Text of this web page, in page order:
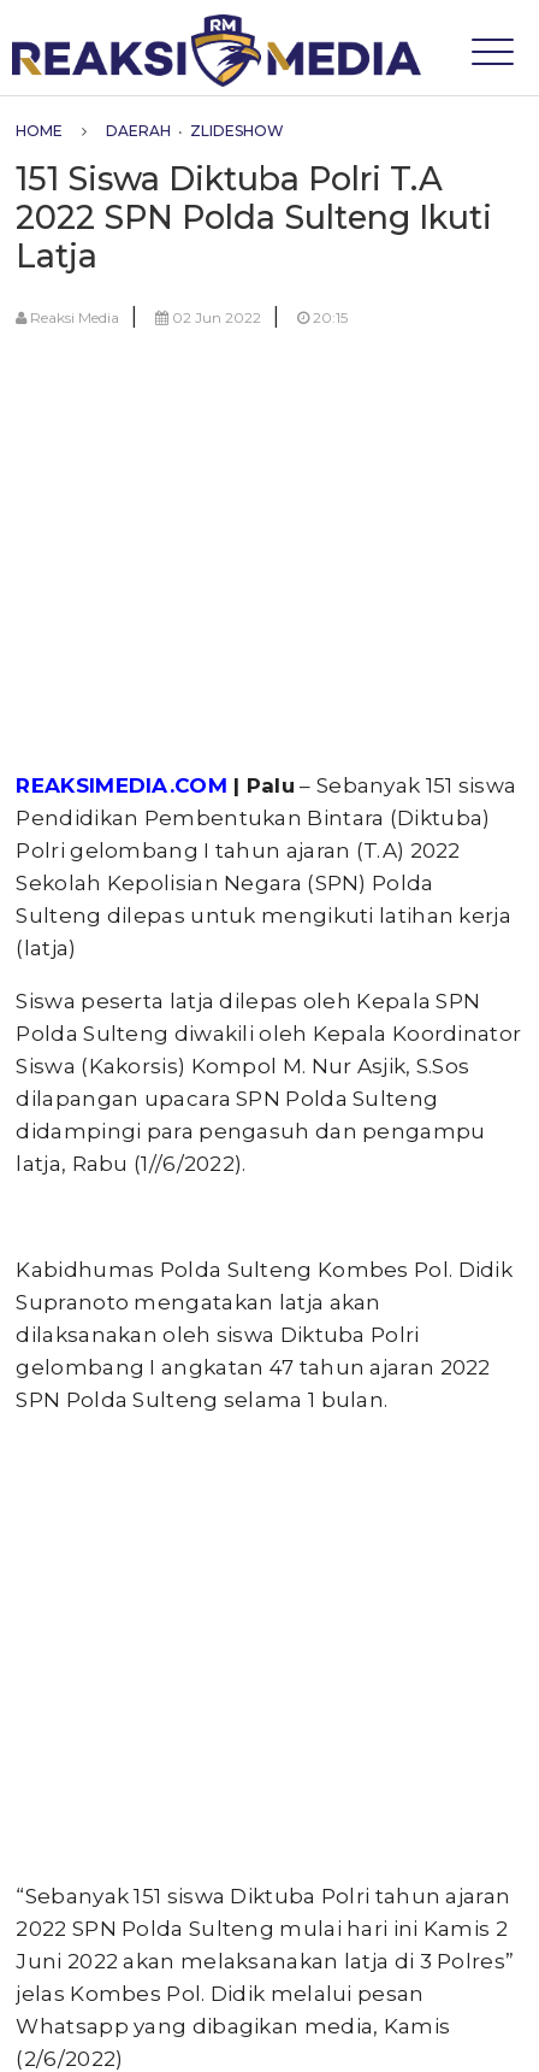
HOME DAERAH • ZLIDESHOW
151 Siswa Diktuba Polri T.A
2022 SPN Polda Sulteng Ikuti
Latja
Reaksi Media | 02 Jun 2022 | 20:15
REAKSIMEDIA.COM | Palu – Sebanyak 151 siswa
Pendidikan Pembentukan Bintara (Diktuba)
Polri gelombang I tahun ajaran (T.A) 2022
Sekolah Kepolisian Negara (SPN) Polda
Sulteng dilepas untuk mengikuti latihan kerja
(latja)
Siswa peserta latja dilepas oleh Kepala SPN
Polda Sulteng diwakili oleh Kepala Koordinator
Siswa (Kakorsis) Kompol M. Nur Asjik, S.Sos
dilapangan upacara SPN Polda Sulteng
didampingi para pengasuh dan pengampu
latja, Rabu (1//6/2022).
Kabidhumas Polda Sulteng Kombes Pol. Didik
Supranoto mengatakan latja akan
dilaksanakan oleh siswa Diktuba Polri
gelombang I angkatan 47 tahun ajaran 2022
SPN Polda Sulteng selama 1 bulan.
“Sebanyak 151 siswa Diktuba Polri tahun ajaran
2022 SPN Polda Sulteng mulai hari ini Kamis 2
Juni 2022 akan melaksanakan latja di 3 Polres”
jelas Kombes Pol. Didik melalui pesan
Whatsapp yang dibagikan media, Kamis
(2/6/2022)